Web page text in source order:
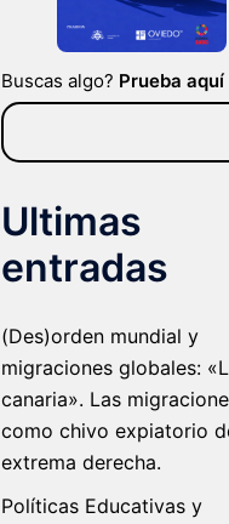
Buscas algo? Prueba aquí
Ultimas
entradas
(Des)orden mundial y
migraciones globales:
canaria». Las
como chivo expiatorio
extrema derecha.
Políticas Educativas y